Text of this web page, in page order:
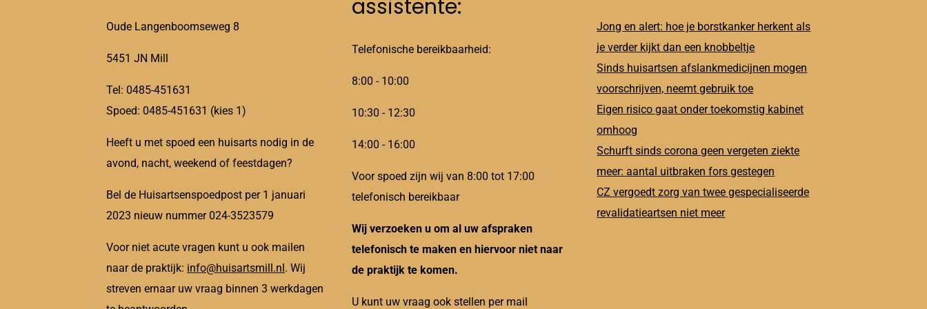
Oude Langenboomseweg 8
5451 JN Mill
Tel: 0485-451631
Spoed: 0485-451631 (kies 1)
Heeft u met spoed een huisarts nodig in de
avond, nacht, weekend of feestdagen?
Bel de Huisartsenspoedpost per 1 januari
2023 nieuw nummer 024-3523579
Voor niet acute vragen kunt u ook mailen
naar de praktijk: info@huisartsmill.nl . Wij
streven ernaar uw vraag binnen 3 werkdagen
assistente:
Telefonische bereikbaarheid:
8:00 - 10:00
10:30 - 12:30
14:00 - 16:00
Voor spoed zijn wij van 8:00 tot 17:00
telefonisch bereikbaar
Wij verzoeken u om al uw afspraken
telefonisch te maken en hiervoor niet naar
de praktijk te komen.
U kunt uw vraag ook stellen per mail
Jong en alert: hoe je borstkanker herkent als
je verder kijkt dan een knobbeltje
Sinds huisartsen afslankmedicijnen mogen
voorschrijven, neemt gebruik toe
Eigen risico gaat onder toekomstig kabinet
omhoog
Schurft sinds corona geen vergeten ziekte
meer: aantal uitbraken fors gestegen
CZ vergoedt zorg van twee gespecialiseerde
revalidatieartsen niet meer